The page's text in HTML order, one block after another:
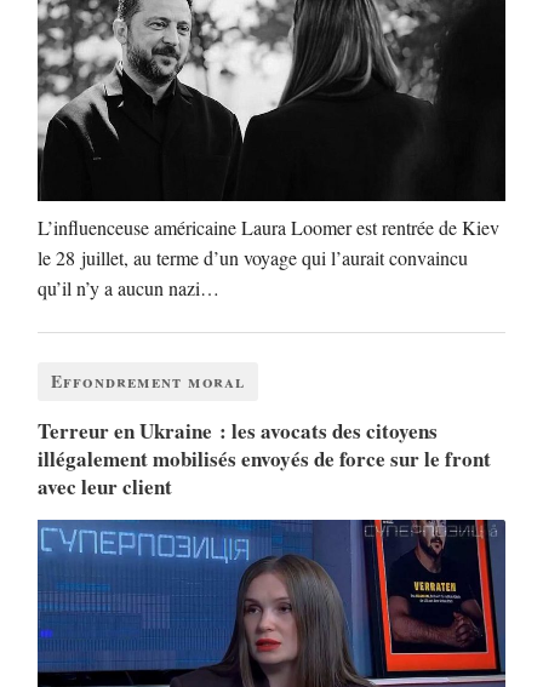
L’influenceuse américaine Laura Loomer est rentrée de Kiev
le 28 juillet, au terme d’un voyage qui l’aurait convaincu
qu’il n’y a aucun nazi…
Effondrement moral
Terreur en Ukraine : les avocats des citoyens
illégalement mobilisés envoyés de force sur le front
avec leur client